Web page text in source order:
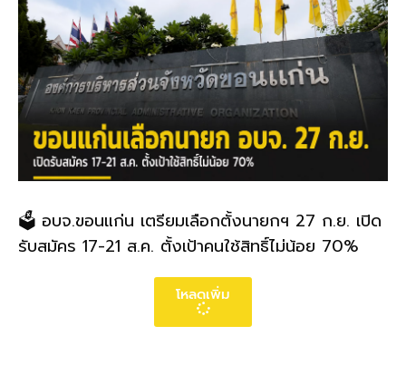
🗳️ อบจ.ขอนแก่น เตรียมเลือกตั้งนายกฯ 27 ก.ย. เปิด
รับสมัคร 17-21 ส.ค. ตั้งเป้าคนใช้สิทธิ์ไม่น้อย 70%
โหลดเพิ่ม